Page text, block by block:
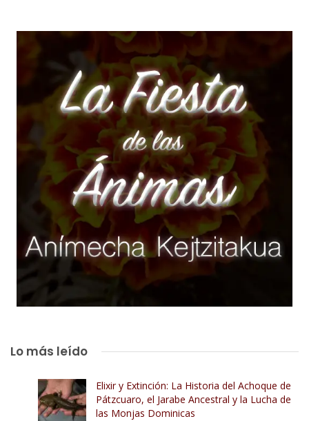
Lo más leído
Elixir y Extinción: La Historia del Achoque de
Pátzcuaro, el Jarabe Ancestral y la Lucha de
las Monjas Dominicas